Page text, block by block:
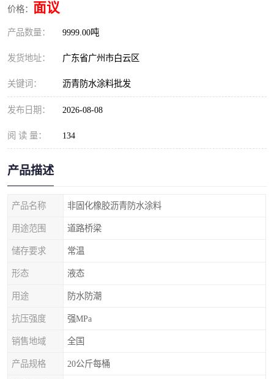
价格： 面议
产品数量： 9999.00吨
发货地址： 广东省广州市白云区
关键词： 沥青防水涂料批发
发布日期： 2026-08-08
阅 读 量： 134
产品描述
产品名称 非固化橡胶沥青防水涂料
用途范围 道路桥梁
储存要求 常温
形态 液态
用途 防水防潮
抗压强度 强MPa
销售地域 全国
产品规格 20公斤每桶